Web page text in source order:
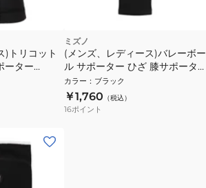
)トリコット
ーター
速乾
ミズノ
(メンズ、レディース)バレーボー
ル サポーター ひざ 膝サポーター
パッド無 ロング 1個入り
V2MYA01009
カラー ： ブラック
￥1,760 （税込）
16ポイント